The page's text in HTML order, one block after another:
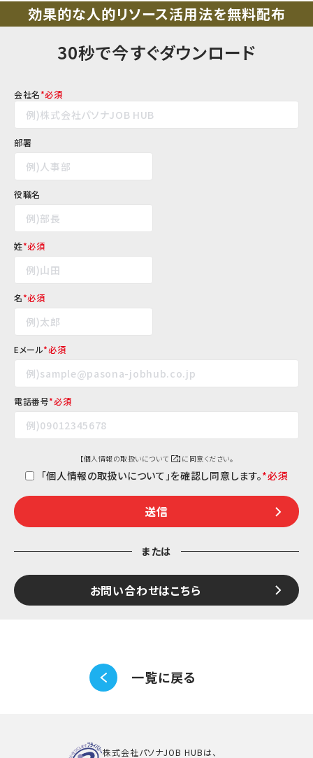
効果的な人的リソース活用法を無料配布
30秒で今すぐダウンロード
会社名*
部署
役職名
姓*
名*
Eメール*
電話番号*
【個人情報の取扱いについて 】に同意ください。
「個人情報の取扱いについて」を確認し同意します。*
または
お問い合わせはこちら
一覧に戻る
株式会社パソナJOB HUBは、